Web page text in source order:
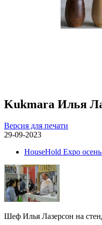
Kukmara Илья
Версия для печати
29-09-2023
HouseHold Expo
Шеф Илья Лазерсон на